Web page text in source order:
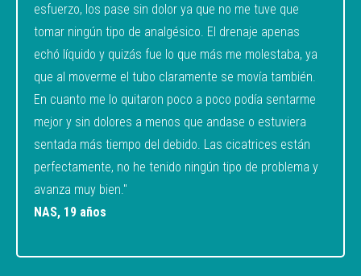
esfuerzo, los pase sin dolor ya que no me tuve que
tomar ningún tipo de analgésico. El drenaje apenas
echó líquido y quizás fue lo que más me molestaba, ya
que al moverme el tubo claramente se movía también.
En cuanto me lo quitaron poco a poco podía sentarme
mejor y sin dolores a menos que andase o estuviera
sentada más tiempo del debido. Las cicatrices están
perfectamente, no he tenido ningún tipo de problema y
avanza muy bien."
NAS, 19 años